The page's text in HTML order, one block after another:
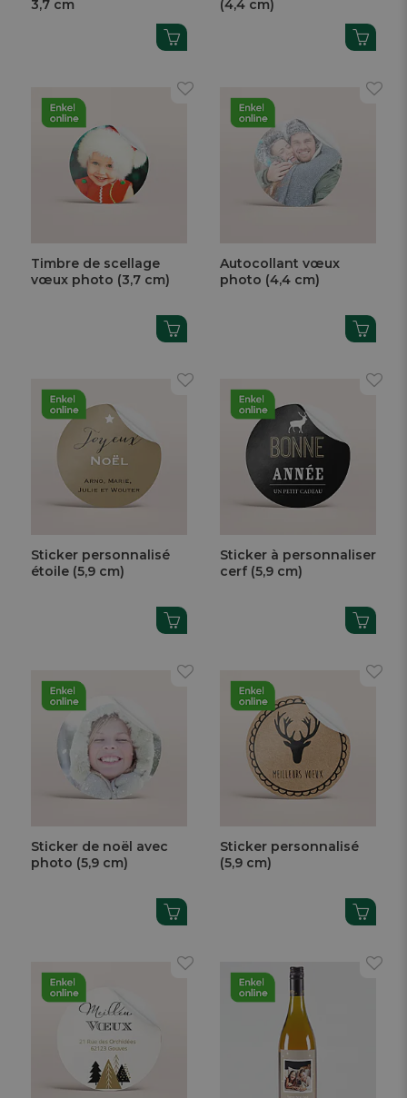
3,7 cm (4,4 cm)
Timbre de scellage
vœux photo (3,7 cm)
Autocollant vœux
photo (4,4 cm)
Sticker personnalisé
étoile (5,9 cm)
Sticker à personnaliser
cerf (5,9 cm)
Sticker de noël avec
photo (5,9 cm)
Sticker personnalisé
(5,9 cm)